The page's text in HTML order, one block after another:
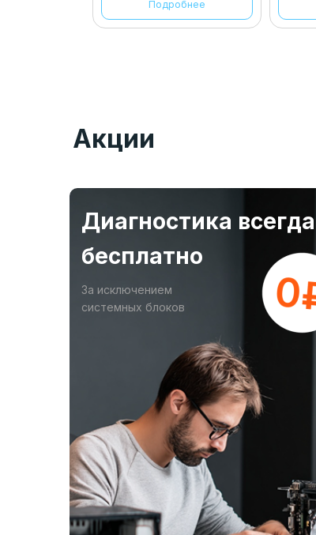
Подробнее
Акции
Диагностика всегда
бесплатно
За исключением
системных блоков